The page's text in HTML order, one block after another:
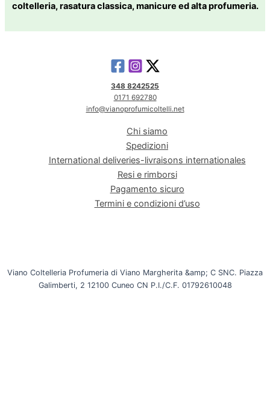
coltelleria, rasatura classica, manicure ed alta profumeria.
348 8242525
0171 692780
info@vianoprofumicoltelli.net
Chi siamo
Spedizioni
International deliveries-livraisons internationales
Resi e rimborsi
Pagamento sicuro
Termini e condizioni d’uso
Viano Coltelleria Profumeria di Viano Margherita &amp; C SNC. Piazza
Galimberti, 2 12100 Cuneo CN P.I./C.F. 01792610048